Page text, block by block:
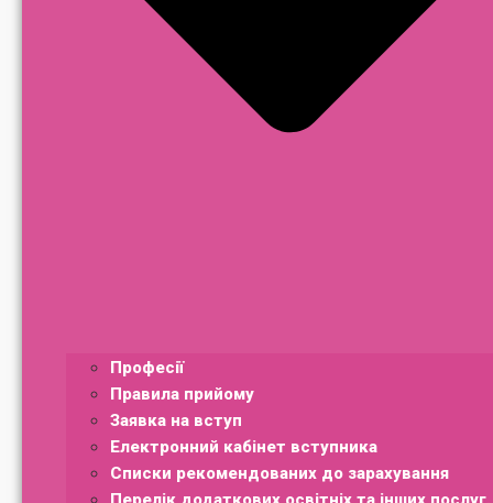
Професії
Правила прийому
Заявка на вступ
Електронний кабінет вступника
Списки рекомендованих до зарахування